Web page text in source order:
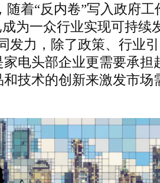
随着“反内卷”写入政府
为一众行业实现可持续
发力，除了政策、行业
电头部企业更需要承担
技术的创新来激发市场